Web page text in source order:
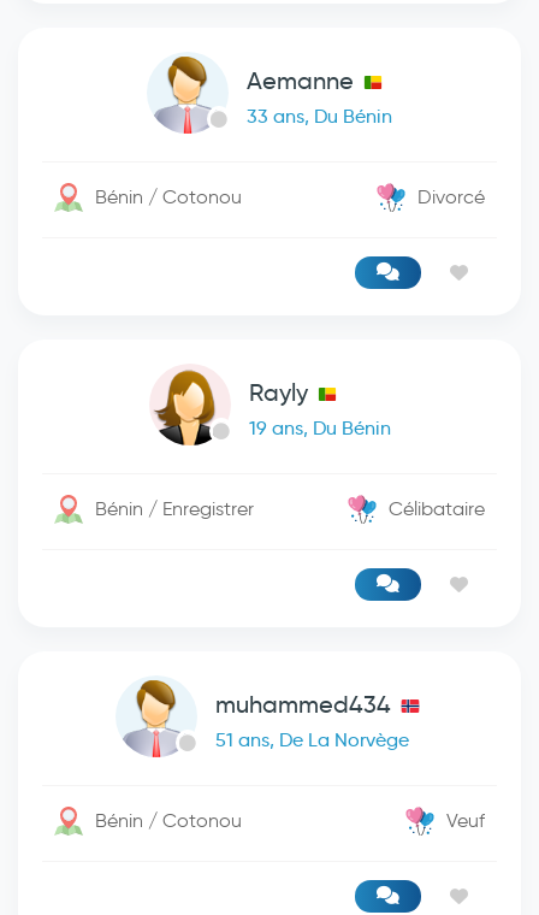
Aemanne
33 ans, Du Bénin
Bénin / Cotonou Divorcé
Rayly
19 ans, Du Bénin
Bénin / Enregistrer Célibataire
muhammed434
51 ans, De La Norvège
Bénin / Cotonou Veuf